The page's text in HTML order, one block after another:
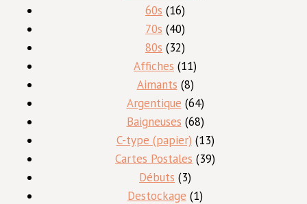
60s 1616
produits
70s 4040
produits
80s 3232
produits
Affiches 1111
produits
Aimants 88
produits
Argentique 6464
produits
Baigneuses 6868
produits
C-type (papier) 1313
produits
Cartes Postales 3939
Débuts 33
produits
Destockage 11